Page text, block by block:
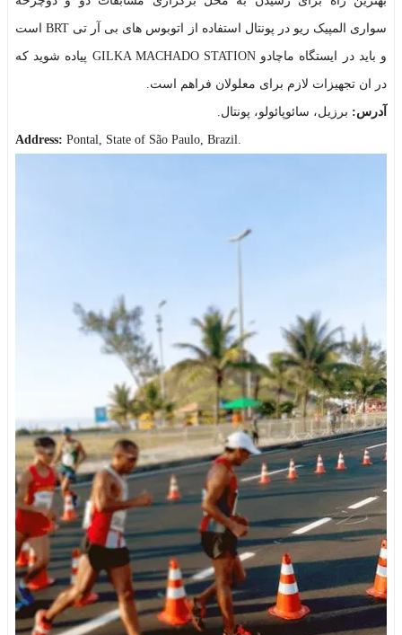
سواری المپیک ریو در پونتال استفاده از اتوبوس های بی آر تی BRT است
و باید در ایستگاه ماچادو GILKA MACHADO STATION پیاده شوید که
در ان تجهیزات لازم برای معلولان فراهم است.
آدرس: برزیل، سائوپائولو، پونتال.
.
Address: Pontal, State of São Paulo, Brazil